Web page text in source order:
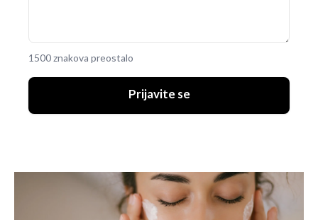
1500 znakova preostalo
Prijavite se